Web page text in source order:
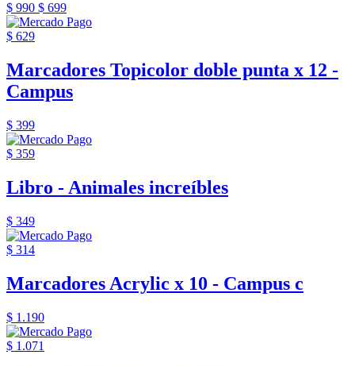
$ 990 $ 699
$ 629
Marcadores Topicolor doble punta x 12 -
Campus
$ 399
$ 359
Libro - Animales increíbles
$ 349
$ 314
Marcadores Acrylic x 10 - Campus c
$ 1.190
$ 1.071